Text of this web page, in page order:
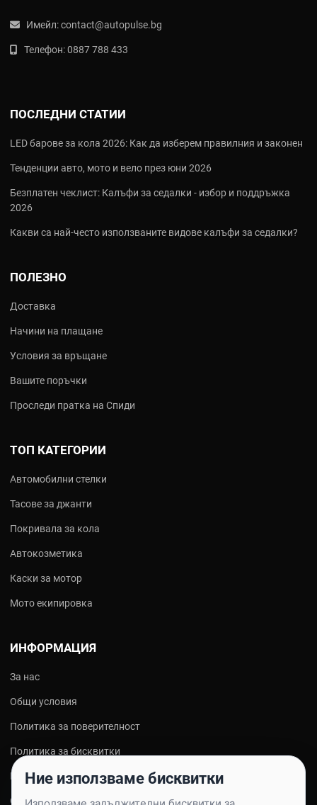
Имейл:contact@autopulse.bg
Телефон:0887 788 433
ПОСЛЕДНИ СТАТИИ
LED барове за кола 2026: Как да изберем правилния и законен
Тенденции авто, мото и вело през юни 2026
Безплатен чеклист: Калъфи за седалки - избор и поддръжка
2026
Какви са най‑често използваните видове калъфи за седалки?
ПОЛЕЗНО
Доставка
Начини на плащане
Условия за връщане
Вашите поръчки
Проследи пратка на Спиди
ТОП КАТЕГОРИИ
Автомобилни стелки
Тасове за джанти
Покривала за кола
Автокозметика
Каски за мотор
Мото екипировка
ИНФОРМАЦИЯ
За нас
Общи условия
Политика за поверителност
Политика за бисквитки
Контакти
Онлайн решаване на спорове
Ние използваме бисквитки